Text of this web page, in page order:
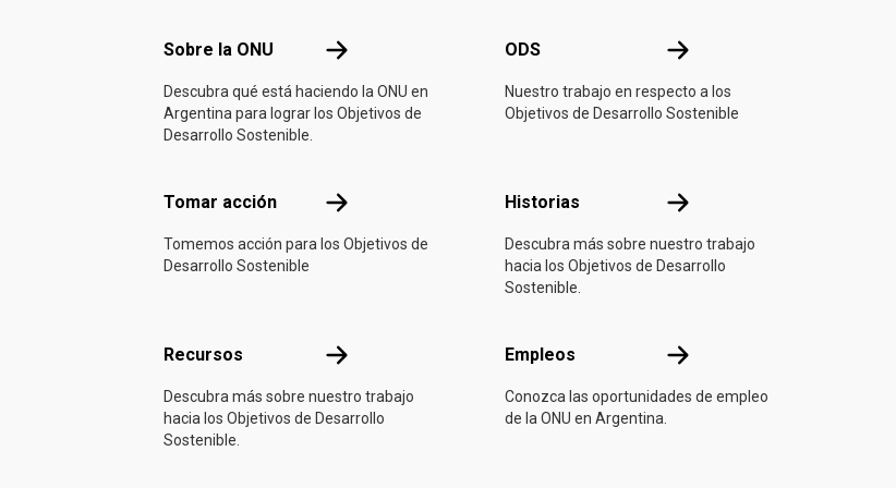
Sobre la ONU Sobre la ONU
Descubra qué está haciendo la ONU en
Argentina para lograr los Objetivos de
Desarrollo Sostenible.
ODS ODS
Nuestro trabajo en respecto a los
Objetivos de Desarrollo Sostenible
Tomar acción Tomar acción
Tomemos acción para los Objetivos de
Desarrollo Sostenible
Historias Historias
Descubra más sobre nuestro trabajo
hacia los Objetivos de Desarrollo
Sostenible.
Recursos Recursos
Descubra más sobre nuestro trabajo
hacia los Objetivos de Desarrollo
Sostenible.
Empleos Empleos
Conozca las oportunidades de empleo
de la ONU en Argentina.